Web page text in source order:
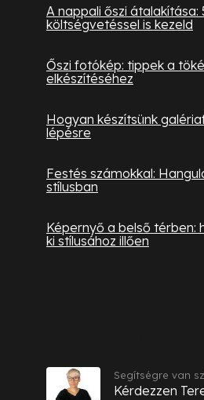
A nappali őszi átalakítása:
költségvetéssel is kezeld
Őszi fotókép: tippek a
elkészítéséhez
Hogyan készítsünk
lépésre
Festés számokkal:
stílusban
Képernyő a belső térben:
ki stílusához illően
Segítségre van
Kérdezzen